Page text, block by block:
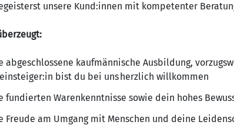
unsere Kund:innen mit kompetenter
abgeschlossene kaufmännische Ausbildung,
bist du bei uns herzlich willkommen
fundierten Warenkenntnisse sowie dein hohes
Freude am Umgang mit Menschen und deine